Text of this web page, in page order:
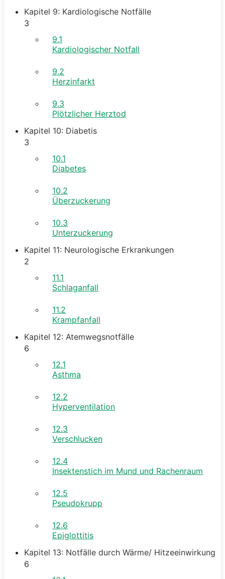
Kapitel 9: Kardiologische Notfälle
3
9.1
Kardiologischer Notfall
9.2
Herzinfarkt
9.3
Plötzlicher Herztod
Kapitel 10: Diabetis
3
10.1
Diabetes
10.2
Überzuckerung
10.3
Unterzuckerung
Kapitel 11: Neurologische Erkrankungen
2
11.1
Schlaganfall
11.2
Krampfanfall
Kapitel 12: Atemwegsnotfälle
6
12.1
Asthma
12.2
Hyperventilation
12.3
Verschlucken
12.4
Insektenstich im Mund und Rachenraum
12.5
Pseudokrupp
12.6
Epiglottitis
Kapitel 13: Notfälle durch Wärme/ Hitzeeinwirkung
6